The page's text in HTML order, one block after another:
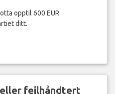
opptil 600 EUR
ditt.
feilhåndtert